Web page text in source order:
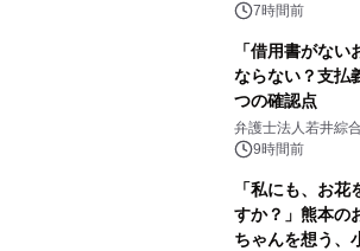
7時間前
「借用書がな
ならない？支払
つの確認点
弁護士法人若井綜
9時間前
「私にも、お
すか？」熊本の
ちゃんを想う、